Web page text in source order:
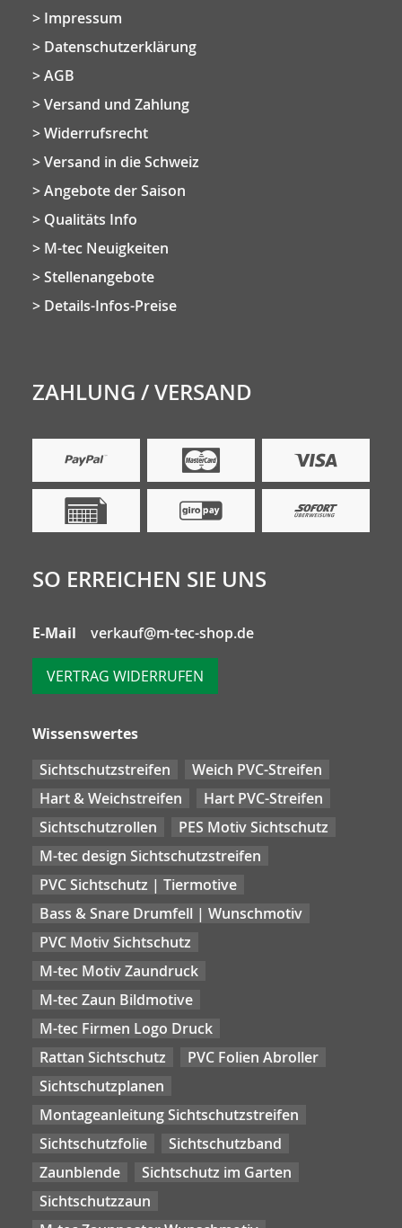
Impressum
Datenschutzerklärung
AGB
Versand und Zahlung
Widerrufsrecht
Versand in die Schweiz
Angebote der Saison
Qualitäts Info
M-tec Neuigkeiten
Stellenangebote
Details-Infos-Preise
ZAHLUNG / VERSAND
SO ERREICHEN SIE UNS
E-Mail verkauf@m-tec-shop.de
VERTRAG WIDERRUFEN
Wissenswertes
Sichtschutzstreifen
Weich PVC-Streifen
Hart & Weichstreifen
Hart PVC-Streifen
Sichtschutzrollen
PES Motiv Sichtschutz
M-tec design Sichtschutzstreifen
PVC Sichtschutz | Tiermotive
Bass & Snare Drumfell | Wunschmotiv
PVC Motiv Sichtschutz
M-tec Motiv Zaundruck
M-tec Zaun Bildmotive
M-tec Firmen Logo Druck
Rattan Sichtschutz
PVC Folien Abroller
Sichtschutzplanen
Montageanleitung Sichtschutzstreifen
Sichtschutzfolie
Sichtschutzband
Zaunblende
Sichtschutz im Garten
Sichtschutzzaun